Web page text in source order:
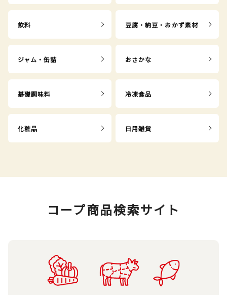
飲料 豆腐・納豆・おかず素材
ジャム・缶詰 おさかな
基礎調味料 冷凍食品
化粧品 日用雑貨
コープ商品検索サイト